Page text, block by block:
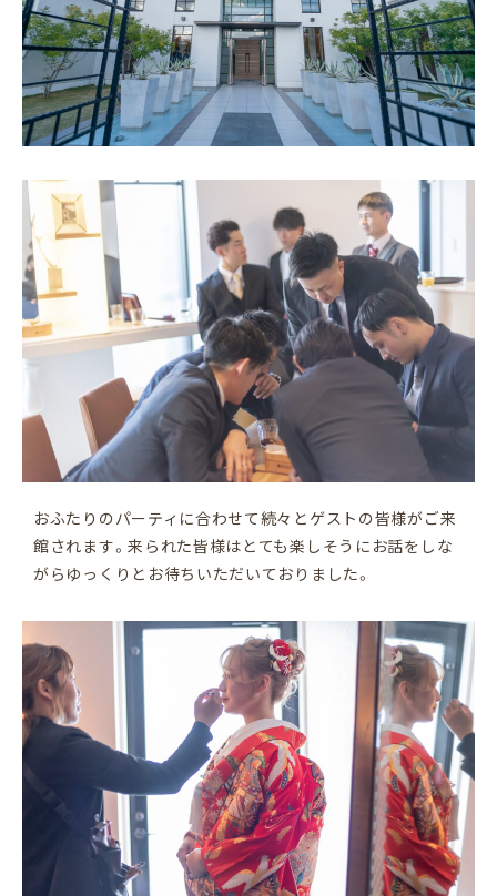
おふたりのパーティに合わせて続々とゲストの皆様がご来
館されます。来られた皆様はとても楽しそうにお話をしな
がらゆっくりとお待ちいただいておりました。